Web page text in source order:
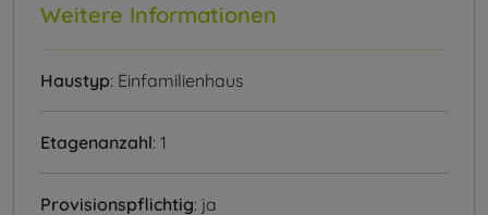
Weitere Informationen
Haustyp: Einfamilienhaus
Etagenanzahl: 1
Provisionspflichtig: ja